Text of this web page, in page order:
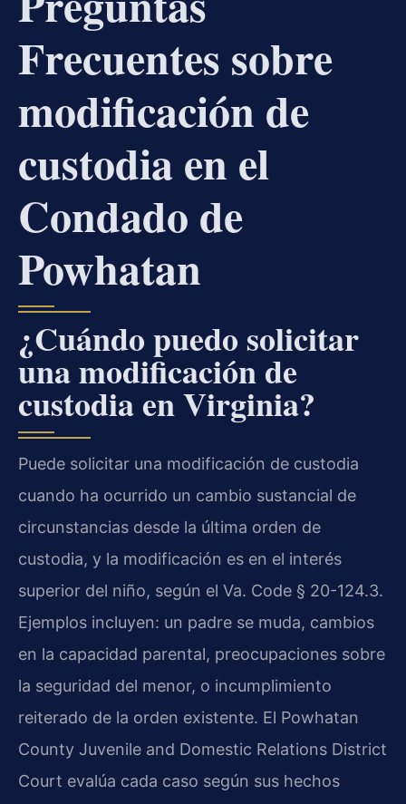
Frecuentes sobre
modificación de
custodia en el
Condado de
Powhatan
¿Cuándo puedo solicitar
una modificación de
custodia en Virginia?
Puede solicitar una modificación de custodia
cuando ha ocurrido un cambio sustancial de
circunstancias desde la última orden de
custodia, y la modificación es en el interés
superior del niño, según el Va. Code § 20-124.3.
Ejemplos incluyen: un padre se muda, cambios
en la capacidad parental, preocupaciones sobre
la seguridad del menor, o incumplimiento
reiterado de la orden existente. El Powhatan
County Juvenile and Domestic Relations District
Court evalúa cada caso según sus hechos